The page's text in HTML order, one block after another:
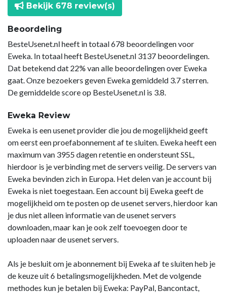
Bekijk 678 review(s)
Beoordeling
BesteUsenet.nl heeft in totaal 678 beoordelingen voor
Eweka. In totaal heeft BesteUsenet.nl 3137 beoordelingen.
Dat betekend dat 22% van alle beoordelingen over Eweka
gaat. Onze bezoekers geven Eweka gemiddeld 3.7 sterren.
De gemiddelde score op BesteUsenet.nl is 3.8.
Eweka Review
Eweka is een usenet provider die jou de mogelijkheid geeft
om eerst een proefabonnement af te sluiten. Eweka heeft een
maximum van 3955 dagen retentie en ondersteunt SSL,
hierdoor is je verbinding met de servers veilig. De servers van
Eweka bevinden zich in Europa. Het delen van je account bij
Eweka is niet toegestaan. Een account bij Eweka geeft de
mogelijkheid om te posten op de usenet servers, hierdoor kan
je dus niet alleen informatie van de usenet servers
downloaden, maar kan je ook zelf toevoegen door te
uploaden naar de usenet servers.
Als je besluit om je abonnement bij Eweka af te sluiten heb je
de keuze uit 6 betalingsmogelijkheden. Met de volgende
methodes kun je betalen bij Eweka: PayPal, Bancontact,